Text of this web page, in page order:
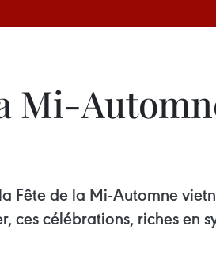
Mi-
Fête de la Mi-Automne
ces célébrations, riches en